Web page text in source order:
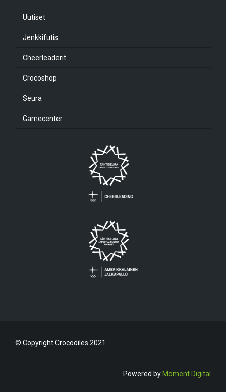
Uutiset
Jenkkifutis
Cheerleaderit
Crocoshop
Seura
Gamecenter
© Copyright Crocodiles 2021
Powered by Moment Digital